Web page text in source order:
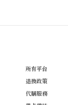
所有平台
退換政策
代購服務